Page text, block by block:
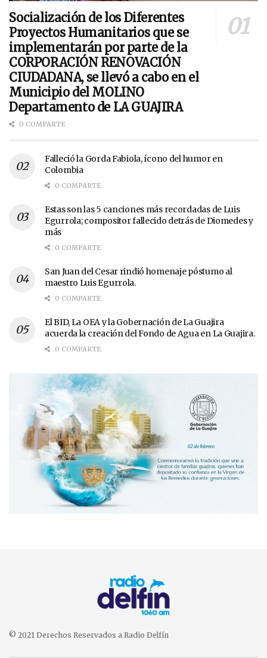
Socialización de los Diferentes
Proyectos Humanitarios que se
implementarán por parte de la
CORPORACIÓN RENOVACIÓN
CIUDADANA, se llevó a cabo en el
Municipio del MOLINO
Departamento de LA GUAJIRA
0 COMPARTE
Falleció la Gorda Fabiola, ícono del humor en
Colombia
0 COMPARTE
Estas son las 5 canciones más recordadas de Luis
Egurrola; compositor fallecido detrás de Diomedes y
más
0 COMPARTE
San Juan del Cesar rindió homenaje póstumo al
maestro Luis Egurrola.
0 COMPARTE
El BID, La OEA y la Gobernación de La Guajira
acuerda la creación del Fondo de Agua en La Guajira.
0 COMPARTE
© 2021 Derechos Reservados a Radio Delfín